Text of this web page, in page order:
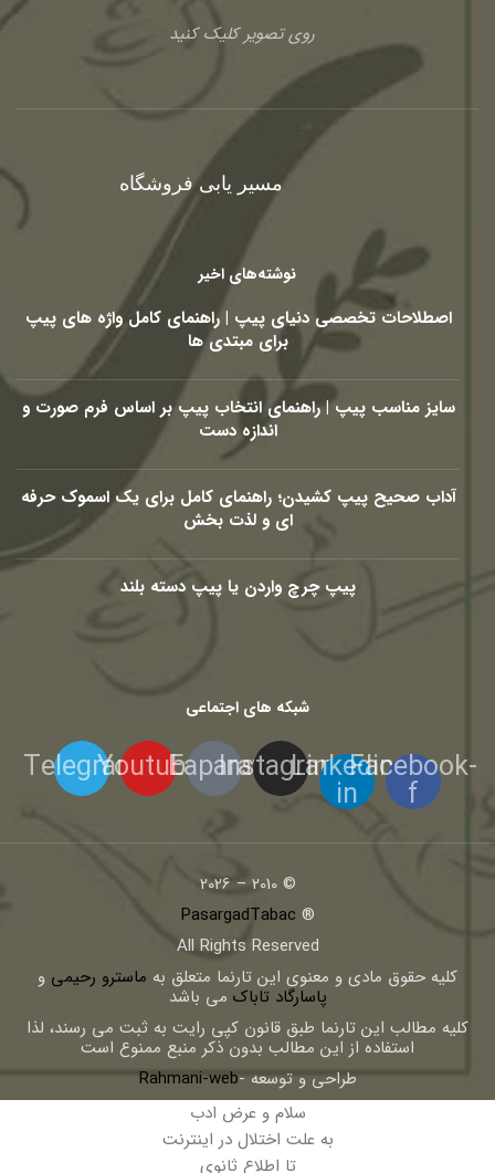
روی تصویر کلیک کنید
مسیر یابی فروشگاه
نوشته‌های اخیر
اصطلاحات تخصصی دنیای پیپ | راهنمای کامل واژه های پیپ
برای مبتدی ها
سایز مناسب پیپ | راهنمای انتخاب پیپ بر اساس فرم صورت و
اندازه دست
آداب صحیح پیپ کشیدن؛ راهنمای کامل برای یک اسموک حرفه
ای و لذت بخش
پیپ چرچ واردن یا پیپ دسته بلند
شبکه های اجتماعی
Facebook-
f
Linkedin-
in
Instagram
Eaparat
Youtube
Telegram
© 2010 – 2026
®
PasargadTabac
All Rights Reserved
كليه حقوق مادی و معنوی اين تارنما متعلق به ماسترو رحیمی و
پاسارگاد تاباک می باشد
کلیه مطالب این تارنما طبق قانون کپی رایت به ثبت می رسند، لذا
استفاده از این مطالب بدون ذکر منبع ممنوع است
طراحی و توسعه -Rahmani-web
سلام و عرض ادب
به علت اختلال در اینترنت
تا اطلاع ثانوی